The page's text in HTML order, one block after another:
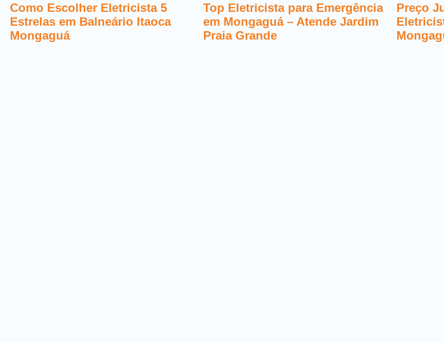
Como Escolher Eletricista 5
Estrelas em Balneário Itaoca
Mongaguá
Top Eletricista para Emergência
em Mongaguá – Atende Jardim
Praia Grande
Preço